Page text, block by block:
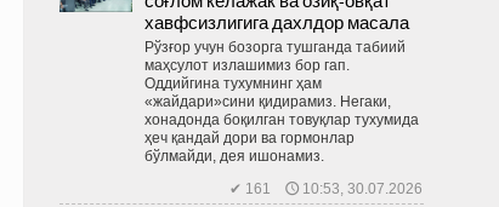
хавфсизлигига дахлдор масала
Рўзғор учун бозорга тушганда табиий
маҳсулот излашимиз бор гап.
Оддийгина тухумнинг ҳам
«жайдари»сини қидирамиз. Негаки,
хонадонда боқилган товуқлар тухумида
ҳеч қандай дори ва гормонлар
бўлмайди, дея ишонамиз.
✔ 161 🕔 10:53, 30.07.2026